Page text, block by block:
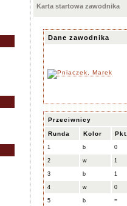
Karta startowa zawodnika
Dane zawodnika
Przeciwnicy
Runda Kolor Pkt.
1 b 0
2 w 1
3 b 1
4 w 0
5 b =